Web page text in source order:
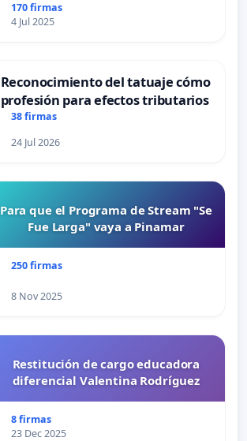
170 firmas
4 Jul 2025
Reconocimiento del tatuaje cómo
profesión para efectos tributarios
38 firmas
24 Jul 2026
Para que el Programa de Stream "Se
Fue Larga" vaya a Pinamar
250 firmas
8 Nov 2025
Restitución de cargo educadora
diferencial Valentina Rodríguez
8 firmas
23 Dec 2025